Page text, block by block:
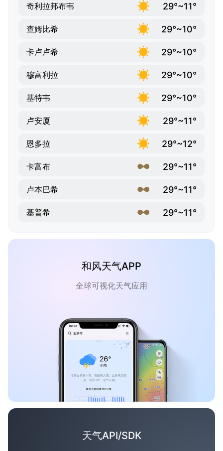
奇利拉邦布韦 29°~11°
查姆比希 29°~10°
卡卢卢希 29°~10°
穆富利拉 29°~10°
基特韦 29°~10°
卢安厦 29°~11°
恩多拉 29°~12°
卡富布 29°~11°
卢本巴希 29°~11°
基普希 29°~11°
和风天气APP
全球可视化天气应用
天气API/SDK